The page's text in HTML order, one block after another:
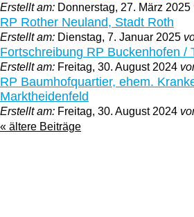
Erstellt am: Donnerstag, 27. März 2025
RP Rother Neuland, Stadt Roth
Erstellt am: Dienstag, 7. Januar 2025
Fortschreibung RP Buckenhofen /
Erstellt am: Freitag, 30. August 2024
RP Baumhofquartier, ehem.
Marktheidenfeld
Erstellt am: Freitag, 30. August 2024
« ältere Beiträge